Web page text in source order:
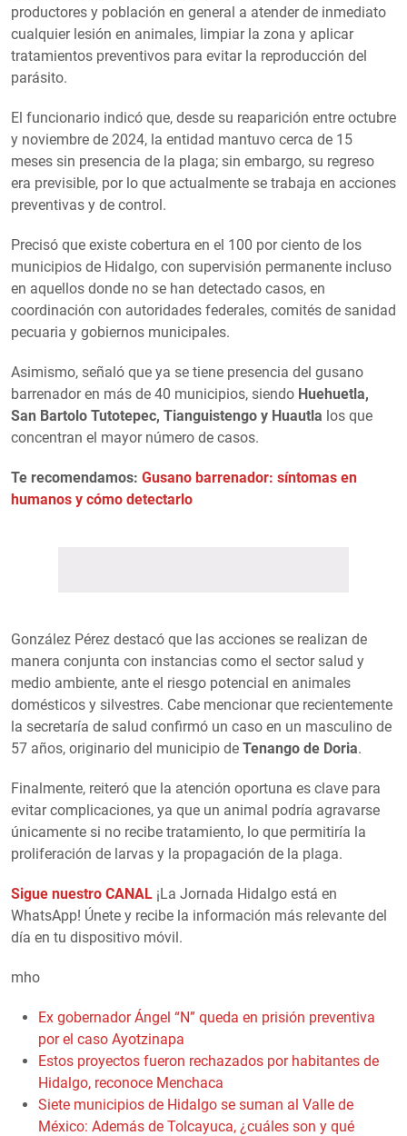
productores y población en general a atender de inmediato
cualquier lesión en animales, limpiar la zona y aplicar
tratamientos preventivos para evitar la reproducción del
parásito.
El funcionario indicó que, desde su reaparición entre octubre
y noviembre de 2024, la entidad mantuvo cerca de 15
meses sin presencia de la plaga; sin embargo, su regreso
era previsible, por lo que actualmente se trabaja en acciones
preventivas y de control.
Precisó que existe cobertura en el 100 por ciento de los
municipios de Hidalgo, con supervisión permanente incluso
en aquellos donde no se han detectado casos, en
coordinación con autoridades federales, comités de sanidad
pecuaria y gobiernos municipales.
Asimismo, señaló que ya se tiene presencia del gusano
barrenador en más de 40 municipios, siendo Huehuetla,
San Bartolo Tutotepec, Tianguistengo y Huautla los que
concentran el mayor número de casos.
Te recomendamos: Gusano barrenador: síntomas en
humanos y cómo detectarlo
González Pérez destacó que las acciones se realizan de
manera conjunta con instancias como el sector salud y
medio ambiente, ante el riesgo potencial en animales
domésticos y silvestres. Cabe mencionar que recientemente
la secretaría de salud confirmó un caso en un masculino de
57 años, originario del municipio de Tenango de Doria.
Finalmente, reiteró que la atención oportuna es clave para
evitar complicaciones, ya que un animal podría agravarse
únicamente si no recibe tratamiento, lo que permitiría la
proliferación de larvas y la propagación de la plaga.
Sigue nuestro CANAL ¡La Jornada Hidalgo está en
WhatsApp! Únete y recibe la información más relevante del
día en tu dispositivo móvil.
mho
Ex gobernador Ángel “N” queda en prisión preventiva
por el caso Ayotzinapa
Estos proyectos fueron rechazados por habitantes de
Hidalgo, reconoce Menchaca
Siete municipios de Hidalgo se suman al Valle de
México: Además de Tolcayuca, ¿cuáles son y qué